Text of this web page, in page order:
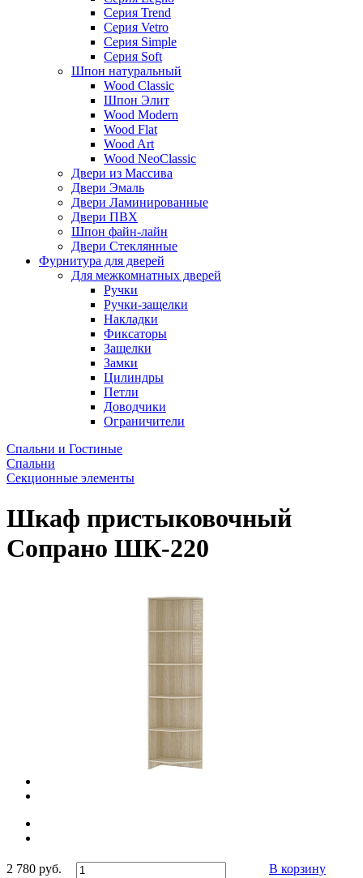
Серия Trend
Серия Vetro
Серия Simple
Серия Soft
Шпон натуральный
Wood Classic
Шпон Элит
Wood Modern
Wood Flat
Wood Art
Wood NeoClassic
Двери из Массива
Двери Эмаль
Двери Ламинированные
Двери ПВХ
Шпон файн-лайн
Двери Стеклянные
Фурнитура для дверей
Для межкомнатных дверей
Ручки
Ручки-защелки
Накладки
Фиксаторы
Защелки
Замки
Цилиндры
Петли
Доводчики
Ограничители
Спальни и Гостиные
Спальни
Секционные элементы
Шкаф пристыковочный
Сопрано ШК-220
2 780 руб.
В корзину